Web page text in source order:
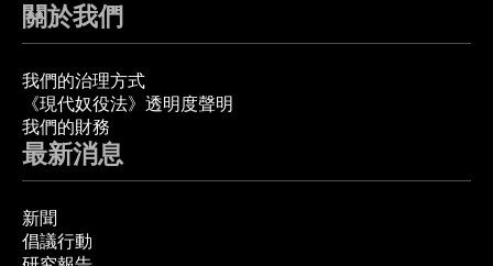
關於我們
我們的治理方式
《現代奴役法》透明度聲明
我們的財務
最新消息
新聞
倡議行動